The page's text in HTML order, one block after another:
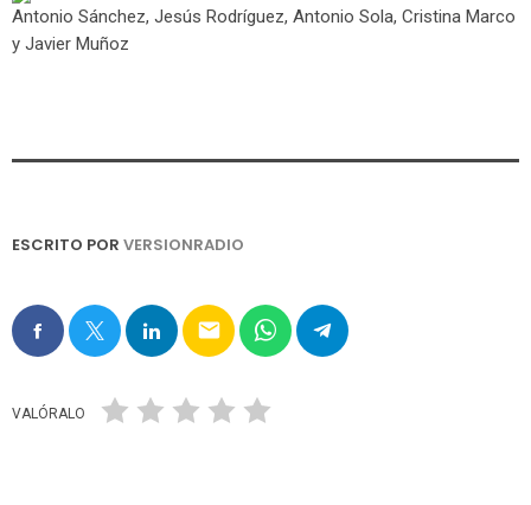
Antonio Sánchez, Jesús Rodríguez, Antonio Sola, Cristina Marco
y Javier Muñoz
ESCRITO POR VERSIONRADIO
email
VALÓRALO